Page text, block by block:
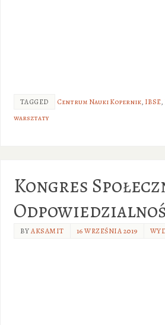
TAGGED Centrum Nauki Kopernik, IBSE,
warsztaty
Kongres
BYAKSAMIT 16 WRZEŚNIA 2019